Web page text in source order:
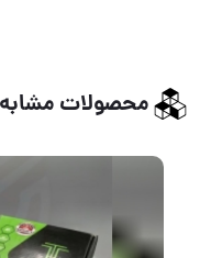
محصولات مشابه